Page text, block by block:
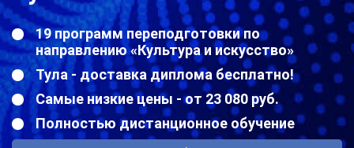
19 программ переподготовки по
направлению «Культура и искусство»
Тула - доставка диплома бесплатно!
Самые низкие цены - от 23 080 руб.
Полностью дистанционное обучение